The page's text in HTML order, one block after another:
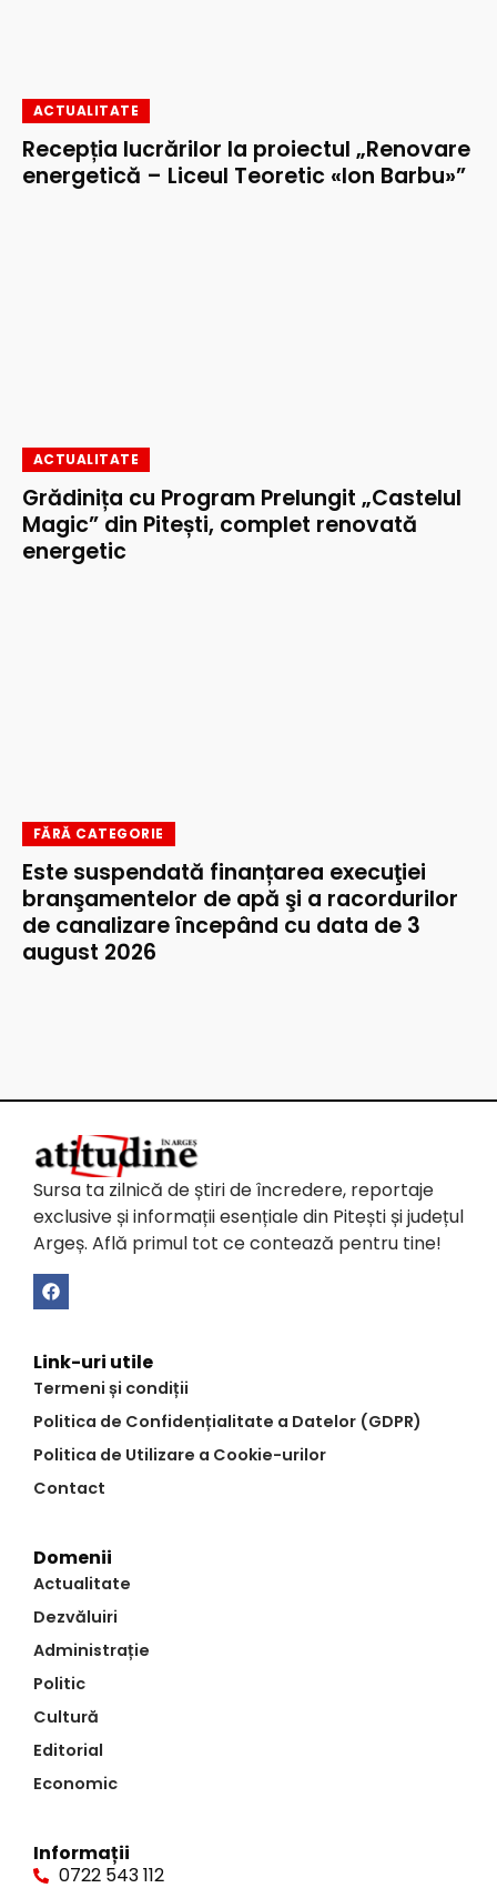
ACTUALITATE
Recepția lucrărilor la proiectul „Renovare
energetică – Liceul Teoretic «Ion Barbu»”
ACTUALITATE
Grădinița cu Program Prelungit „Castelul
Magic” din Pitești, complet renovată
energetic
FĂRĂ CATEGORIE
Este suspendată finanțarea execuţiei
branşamentelor de apă şi a racordurilor
de canalizare începând cu data de 3
august 2026
Sursa ta zilnică de știri de încredere, reportaje
exclusive și informații esențiale din Pitești și județul
Argeș. Află primul tot ce contează pentru tine!
Link-uri utile
Termeni și condiții
Politica de Confidențialitate a Datelor (GDPR)
Politica de Utilizare a Cookie-urilor
Contact
Domenii
Actualitate
Dezvăluiri
Administrație
Politic
Cultură
Editorial
Economic
Informații
0722 543 112